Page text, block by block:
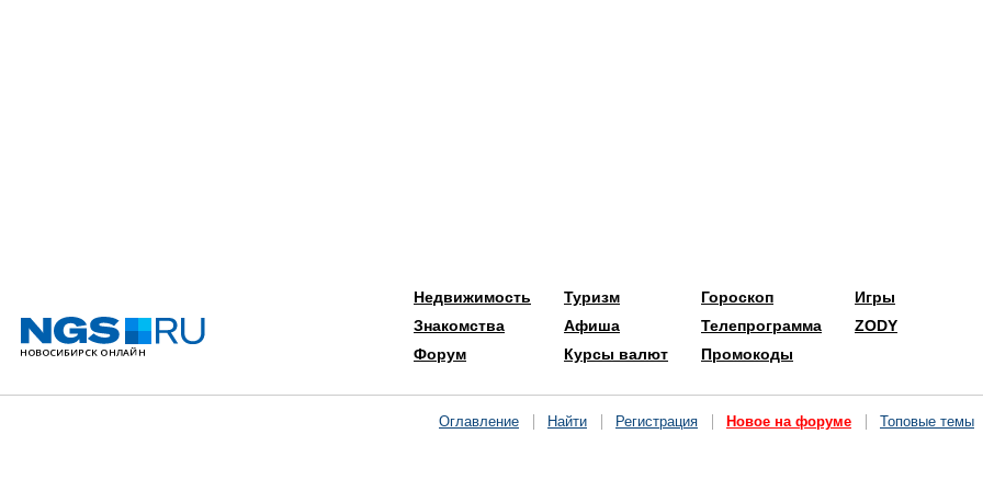
Недвижимость
Знакомства
Форум
Туризм
Афиша
Курсы валют
Гороскоп
Телепрограмма
Промокоды
Игры
ZODY
Оглавление Найти Регистрация Новое на форуме Топовые темы